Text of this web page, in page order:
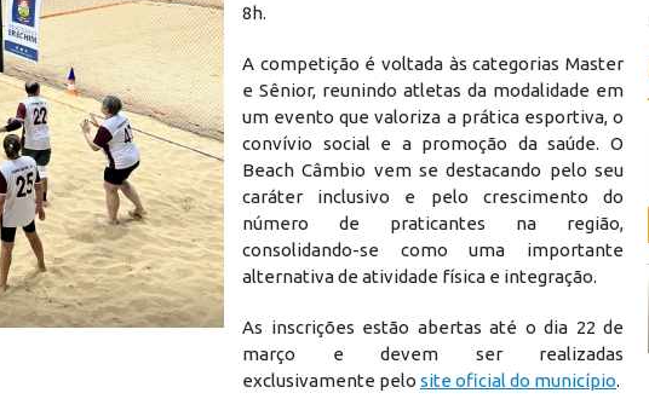
8h.
A competição é voltada às categorias Master
e Sênior, reunindo atletas da modalidade em
um evento que valoriza a prática esportiva, o
convívio social e a promoção da saúde. O
Beach Câmbio vem se destacando pelo seu
caráter inclusivo e pelo crescimento do
número de praticantes na região,
consolidando-se como uma importante
alternativa de atividade física e integração.
As inscrições estão abertas até o dia 22 de
março e devem ser realizadas
exclusivamente pelo site oficial do município.